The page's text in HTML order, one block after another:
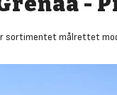
sortimentet målrettet